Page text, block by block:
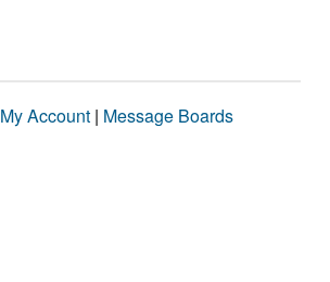
My Account | Message Boards